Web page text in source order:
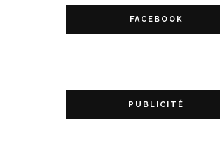
FACEBOOK
PUBLICITÉ